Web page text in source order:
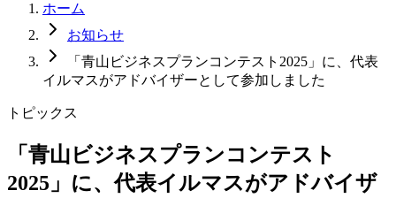
ホーム
お知らせ
「青山ビジネスプランコンテスト2025」に、代表
イルマスがアドバイザーとして参加しました
トピックス
「青山ビジネスプランコンテスト
2025」に、代表イルマスがアドバイザ